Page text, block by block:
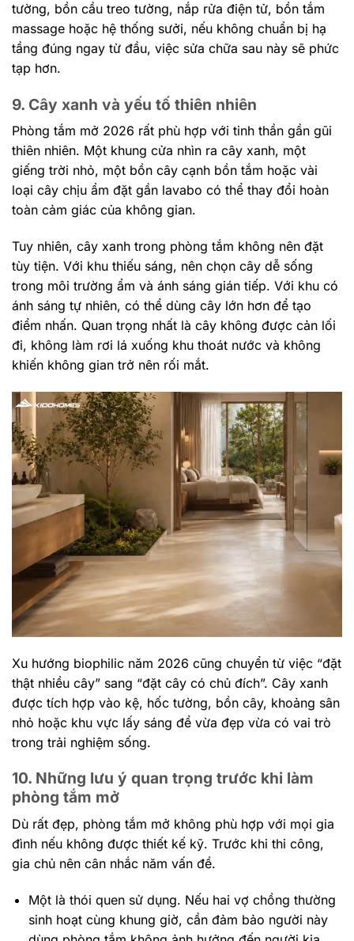
tường, bồn cầu treo tường, nắp rửa điện tử, bồn tắm
massage hoặc hệ thống sưởi, nếu không chuẩn bị hạ
tầng đúng ngay từ đầu, việc sửa chữa sau này sẽ phức
tạp hơn.
9. Cây xanh và yếu tố thiên nhiên
Phòng tắm mở 2026 rất phù hợp với tinh thần gần gũi
thiên nhiên. Một khung cửa nhìn ra cây xanh, một
giếng trời nhỏ, một bồn cây cạnh bồn tắm hoặc vài
loại cây chịu ẩm đặt gần lavabo có thể thay đổi hoàn
toàn cảm giác của không gian.
Tuy nhiên, cây xanh trong phòng tắm không nên đặt
tùy tiện. Với khu thiếu sáng, nên chọn cây dễ sống
trong môi trường ẩm và ánh sáng gián tiếp. Với khu có
ánh sáng tự nhiên, có thể dùng cây lớn hơn để tạo
điểm nhấn. Quan trọng nhất là cây không được cản lối
đi, không làm rơi lá xuống khu thoát nước và không
khiến không gian trở nên rối mắt.
Xu hướng biophilic năm 2026 cũng chuyển từ việc “đặt
thật nhiều cây” sang “đặt cây có chủ đích”. Cây xanh
được tích hợp vào kệ, hốc tường, bồn cây, khoảng sân
nhỏ hoặc khu vực lấy sáng để vừa đẹp vừa có vai trò
trong trải nghiệm sống.
10. Những lưu ý quan trọng trước khi làm
phòng tắm mở
Dù rất đẹp, phòng tắm mở không phù hợp với mọi gia
đình nếu không được thiết kế kỹ. Trước khi thi công,
gia chủ nên cân nhắc năm vấn đề.
Một là thói quen sử dụng. Nếu hai vợ chồng thường
sinh hoạt cùng khung giờ, cần đảm bảo người này